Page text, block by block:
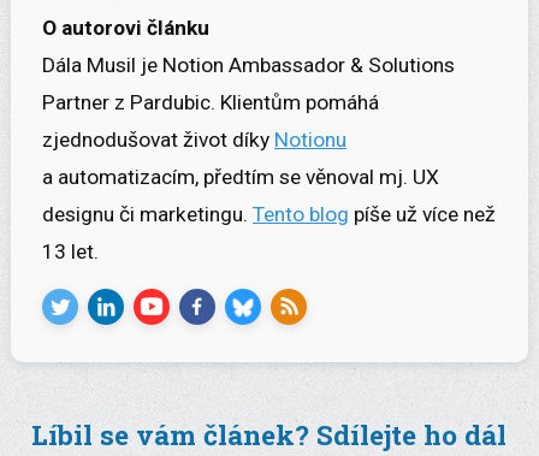
O autorovi článku
Dála Musil je Notion Ambassador & Solutions
Partner z Pardubic. Klientům pomáhá
zjednodušovat život díky Notionu
a automatizacím, předtím se věnoval mj. UX
designu či marketingu.Tento blog píše už více než
13 let.
Líbil se vám článek? Sdílejte ho dál